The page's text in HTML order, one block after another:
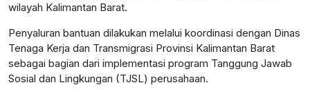
wilayah Kalimantan Barat.
Penyaluran bantuan dilakukan melalui koordinasi dengan Dinas
Tenaga Kerja dan Transmigrasi Provinsi Kalimantan Barat
sebagai bagian dari implementasi program Tanggung Jawab
Sosial dan Lingkungan (TJSL) perusahaan.